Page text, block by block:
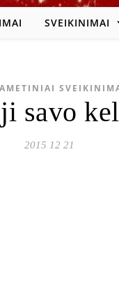
SVEIKINIMAI
savo
2015 12 21